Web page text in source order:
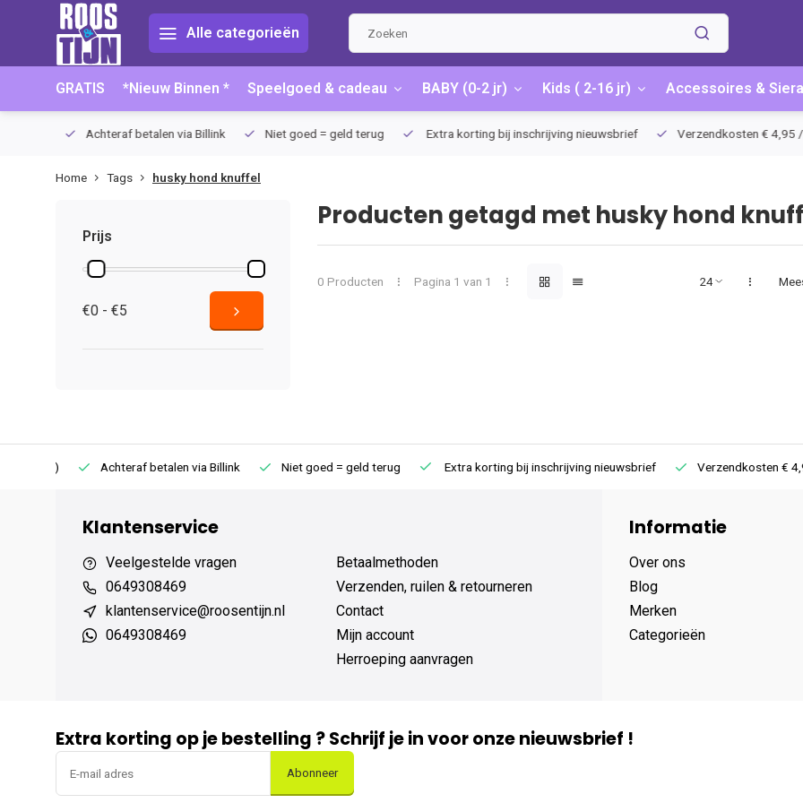
Alle categorieën
GRATIS *Nieuw Binnen * Speelgoed & cadeau BABY (0-2 jr) Kids ( 2-16 jr) Accessoires &
Achteraf betalen via Billink Niet goed = geld terug Extra korting bij inschrijving nieuwsbrief Verzendkosten € 4,95 /
Home Tags husky hond knuffel
Prijs
€0 - €5
Producten getagd met husky hond
0 Producten Pagina 1 van 1
Achteraf betalen via Billink Niet goed = geld terug Extra korting bij inschrijving nieuwsbrief Verzendkosten € 4,95
Klantenservice
Veelgestelde vragen
0649308469
klantenservice@roosentijn.nl
0649308469
Betaalmethoden
Verzenden, ruilen & retourneren
Contact
Mijn account
Herroeping aanvragen
Informatie
Over ons
Blog
Merken
Categorieën
Extra korting op je bestelling ? Schrijf je in voor onze nieuwsbrief !
Abonneer